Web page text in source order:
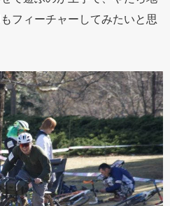
フィーチャーしてみたいと思